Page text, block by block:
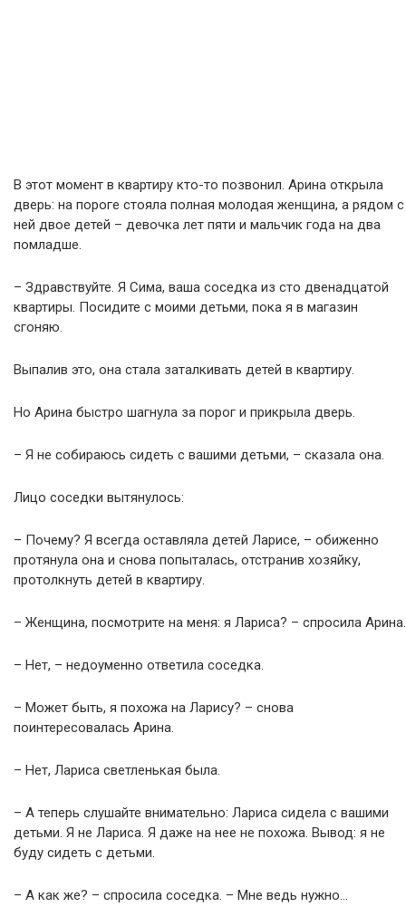
В этот момент в квартиру кто-то позвонил. Арина открыла
дверь: на пороге стояла полная молодая женщина, а рядом с
ней двое детей – девочка лет пяти и мальчик года на два
помладше.
– Здравствуйте. Я Сима, ваша соседка из сто двенадцатой
квартиры. Посидите с моими детьми, пока я в магазин
сгоняю.
Выпалив это, она стала заталкивать детей в квартиру.
Но Арина быстро шагнула за порог и прикрыла дверь.
– Я не собираюсь сидеть с вашими детьми, – сказала она.
Лицо соседки вытянулось:
– Почему? Я всегда оставляла детей Ларисе, – обиженно
протянула она и снова попыталась, отстранив хозяйку,
протолкнуть детей в квартиру.
– Женщина, посмотрите на меня: я Лариса? – спросила Арина.
– Нет, – недоуменно ответила соседка.
– Может быть, я похожа на Ларису? – снова
поинтересовалась Арина.
– Нет, Лариса светленькая была.
– А теперь слушайте внимательно: Лариса сидела с вашими
детьми. Я не Лариса. Я даже на нее не похожа. Вывод: я не
буду сидеть с детьми.
– А как же? – спросила соседка. – Мне ведь нужно…